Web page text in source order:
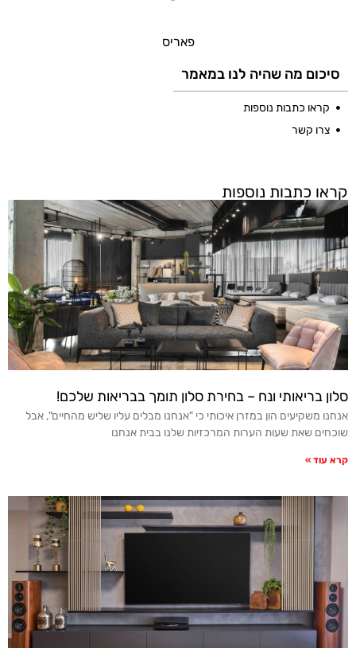
פאריס
סיכום מה שהיה לנו במאמר
קראו כתבות נוספות
צרו קשר
קראו כתבות נוספות
סלון בריאותי ונח – בחירת סלון תומך בבריאות שלכם!
אנחנו משקיעים הון במזרן איכותי כי "אנחנו מבלים עליו שליש מהחיים", אבל
שוכחים שאת שעות הערות המרכזיות שלנו בבית אנחנו
קרא עוד »